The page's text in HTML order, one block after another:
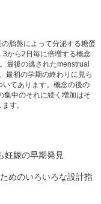
胎盤によって分泌する糖蛋
から2日毎に倍増する概念
最後の逃されたmenstrual
最初の学期の終わりに見ら
てあります。概念の後の
集中のそれに続く増加はそ
す。
妊娠の早期発見
めのいろいろな設計指